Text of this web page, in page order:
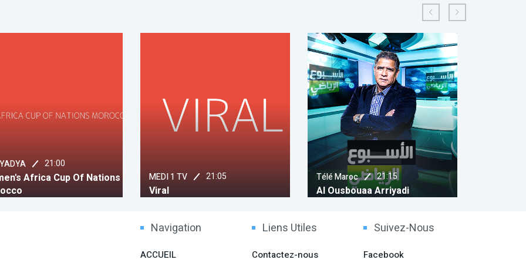
1 TV 21:05 Télé Maroc 21:15
Al Ousbouaa Arriyadi
AL MAGHRIBIYA 21:30
Amalay
Navigation
ACCUEIL
Liens Utiles
Contactez-nous
Suivez-Nous
Facebook